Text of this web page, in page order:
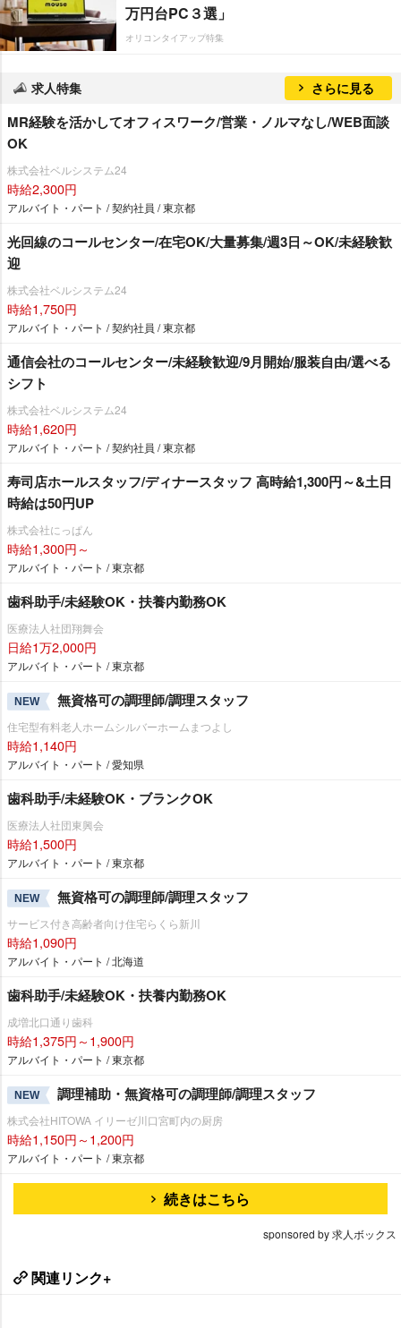
万円台PC３選」
オリコンタイアップ特集
求人特集 さらに見る
MR経験を活かしてオフィスワーク/営業・ノルマなし/WEB面談
OK
株式会社ベルシステム24
時給2,300円
アルバイト・パート / 契約社員 / 東京都
光回線のコールセンター/在宅OK/大量募集/週3日～OK/未経験歓
迎
株式会社ベルシステム24
時給1,750円
アルバイト・パート / 契約社員 / 東京都
通信会社のコールセンター/未経験歓迎/9月開始/服装自由/選べる
シフト
株式会社ベルシステム24
時給1,620円
アルバイト・パート / 契約社員 / 東京都
寿司店ホールスタッフ/ディナースタッフ 高時給1,300円～&土日
時給は50円UP
株式会社にっぱん
時給1,300円～
アルバイト・パート / 東京都
歯科助手/未経験OK・扶養内勤務OK
医療法人社団翔舞会
日給1万2,000円
アルバイト・パート / 東京都
NEW 無資格可の調理師/調理スタッフ
住宅型有料老人ホームシルバーホームまつよし
時給1,140円
アルバイト・パート / 愛知県
歯科助手/未経験OK・ブランクOK
医療法人社団東興会
時給1,500円
アルバイト・パート / 東京都
NEW 無資格可の調理師/調理スタッフ
サービス付き高齢者向け住宅らくら新川
時給1,090円
アルバイト・パート / 北海道
歯科助手/未経験OK・扶養内勤務OK
成増北口通り歯科
時給1,375円～1,900円
アルバイト・パート / 東京都
NEW 調理補助・無資格可の調理師/調理スタッフ
株式会社HITOWA イリーゼ川口宮町内の厨房
時給1,150円～1,200円
アルバイト・パート / 東京都
続きはこちら
sponsored by 求人ボックス
関連リンク+